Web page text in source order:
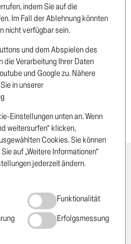
Registrierung
RECHTLICHES
Datenschutzrichtlinie
Cookie-Richtlinie
AGB
indem Sie auf die
Im Fall der Ablehnung könnten
nicht verfügbar sein.
und dem Abspielen des
die Verarbeitung Ihrer Daten
und Google zu. Nähere
in unserer
Einstellungen unten an. Wenn
weitersurfen“ klicken,
Cookies. Sie können
auf „Weitere Informationen“
jederzeit ändern.
Funktionalität
Erfolgsmessung